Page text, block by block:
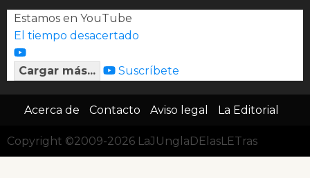
Estamos en YouTube
El tiempo desacertado
Cargar más... Suscríbete
Acerca de Contacto Aviso legal La Editorial
Copyright ©2009-2026 LaJUnglaDElasLETras